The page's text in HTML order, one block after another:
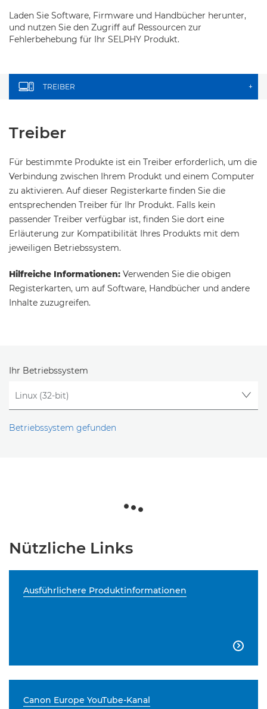
Laden Sie Software, Firmware und Handbücher herunter,
und nutzen Sie den Zugriff auf Ressourcen zur
Fehlerbehebung für Ihr SELPHY Produkt.
TREIBER +
Treiber
Für bestimmte Produkte ist ein Treiber erforderlich, um die
Verbindung zwischen Ihrem Produkt und einem Computer
zu aktivieren. Auf dieser Registerkarte finden Sie die
entsprechenden Treiber für Ihr Produkt. Falls kein
passender Treiber verfügbar ist, finden Sie dort eine
Erläuterung zur Kompatibilität Ihres Produkts mit dem
jeweiligen Betriebssystem.
Hilfreiche Informationen: Verwenden Sie die obigen
Registerkarten, um auf Software, Handbücher und andere
Inhalte zuzugreifen.
Ihr Betriebssystem
Betriebssystem gefunden
Nützliche Links
Ausführlichere Produktinformationen

Canon Europe YouTube-Kanal